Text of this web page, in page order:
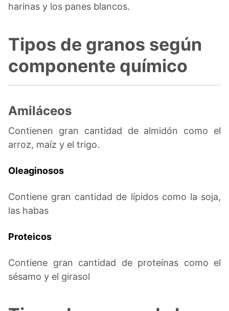
harinas y los panes blancos.
Tipos de granos según
componente químico
Amiláceos
Contienen gran cantidad de almidón como el
arroz, maíz y el trigo.
Oleaginosos
Contiene gran cantidad de lípidos como la soja,
las habas
Proteicos
Contiene gran cantidad de proteínas como el
sésamo y el girasol